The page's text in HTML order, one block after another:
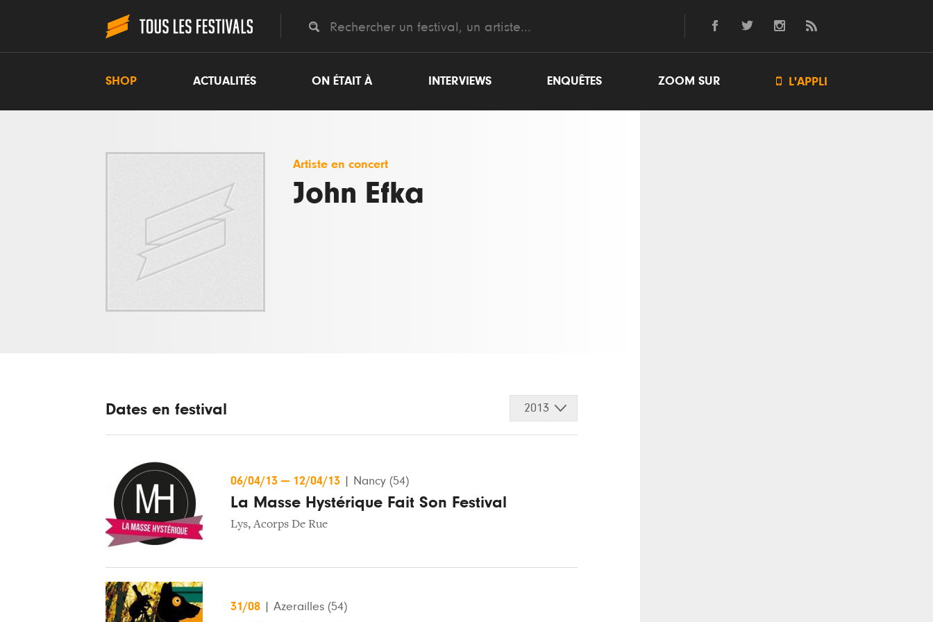
SHOP ACTUALITÉS ON ÉTAIT À INTERVIEWS ENQUÊTES ZOOM SUR  L'APPLI
Artiste en concert
John Efka
Dates en festival 2013
06/04/13 — 12/04/13 Nancy (54)
La Masse Hystérique Fait Son Festival
Lys,Acorps De Rue
31/08 Azerailles (54)